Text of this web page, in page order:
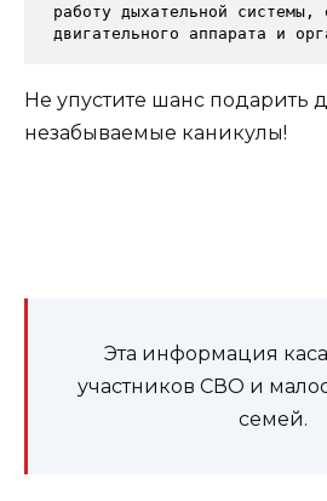
работу дыхательной системы,
двигательного аппарата и
Не упустите шанс подарить
незабываемые каникулы!
Эта информация
участников СВО и
семей.